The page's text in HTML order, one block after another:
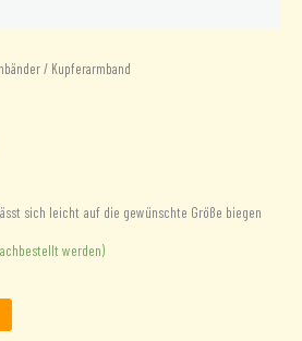
/ Kupferarmband
sich leicht auf die gewünschte Größe biegen
werden)